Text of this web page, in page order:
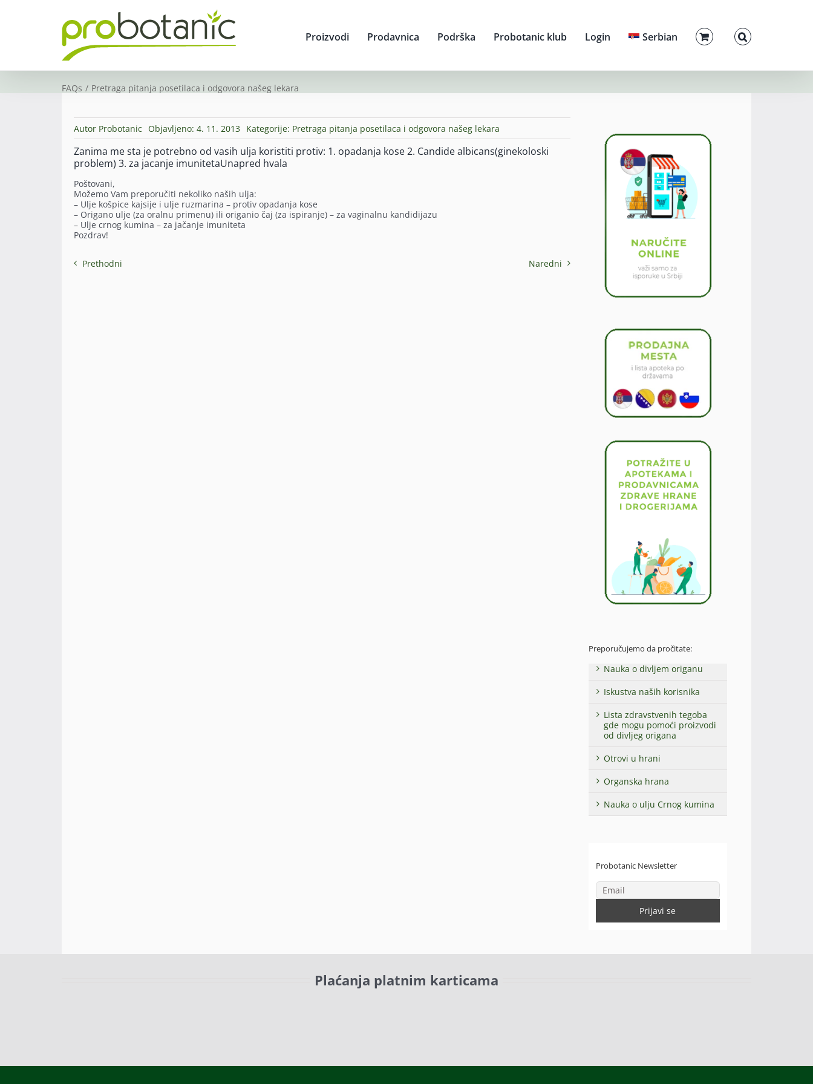
Proizvodi Prodavnica Podrška Probotanic klub Login Serbian
FAQs Pretraga pitanja posetilaca i odgovora našeg lekara
Autor Probotanic Objavljeno: 4. 11. 2013 Kategorije: Pretraga pitanja posetilaca i odgovora našeg lekara
Zanima me sta je potrebno od vasih ulja koristiti protiv: 1. opadanja kose 2. Candide albicans(ginekoloski
problem) 3. za jacanje imunitetaUnapred hvala
Poštovani,
Možemo Vam preporučiti nekoliko naših ulja:
– Ulje košpice kajsije i ulje ruzmarina – protiv opadanja kose
– Origano ulje (za oralnu primenu) ili origanio čaj (za ispiranje) – za vaginalnu kandidijazu
– Ulje crnog kumina – za jačanje imuniteta
Pozdrav!
Prethodni Naredni
Preporučujemo da pročitate:
Nauka o divljem origanu
Iskustva naših korisnika
Lista zdravstvenih tegoba
gde mogu pomoći proizvodi
od divljeg origana
Otrovi u hrani
Organska hrana
Nauka o ulju Crnog kumina
Probotanic Newsletter
Plaćanja platnim karticama